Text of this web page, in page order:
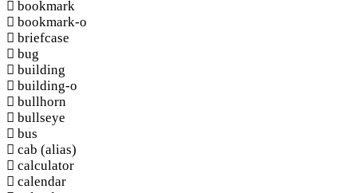
bookmark
bookmark-o
briefcase
bug
building
building-o
bullhorn
bullseye
bus
cab (alias)
calculator
calendar